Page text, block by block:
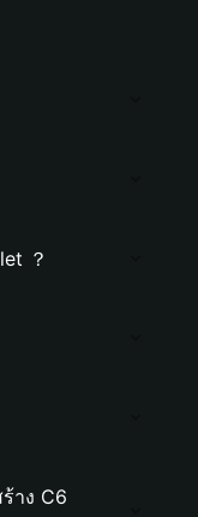
？
าง C6